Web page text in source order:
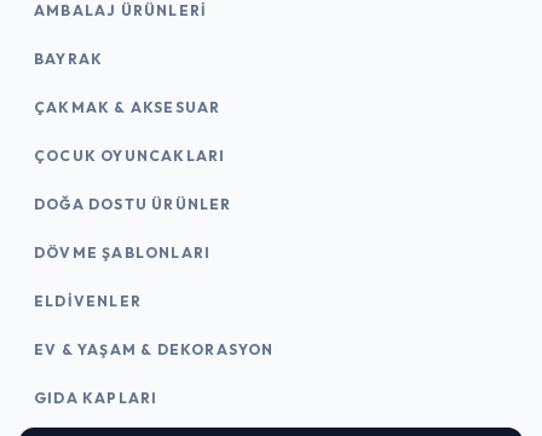
AMBALAJ ÜRÜNLERI
BAYRAK
ÇAKMAK & AKSESUAR
ÇOCUK OYUNCAKLARI
DOĞA DOSTU ÜRÜNLER
DÖVME ŞABLONLARI
ELDIVENLER
EV & YAŞAM & DEKORASYON
GIDA KAPLARI